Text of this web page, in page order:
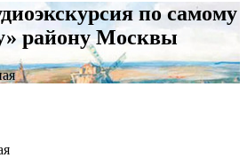
по самому
району Москвы